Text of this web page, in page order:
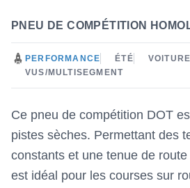
PNEU DE COMPÉTITION
PERFORMANCE ÉTÉ
VOITURE
VUS/MULTISEGMENT
Ce pneu de compétition DOT
pistes sèches. Permettant des
constants et une tenue de
est idéal pour les courses sur